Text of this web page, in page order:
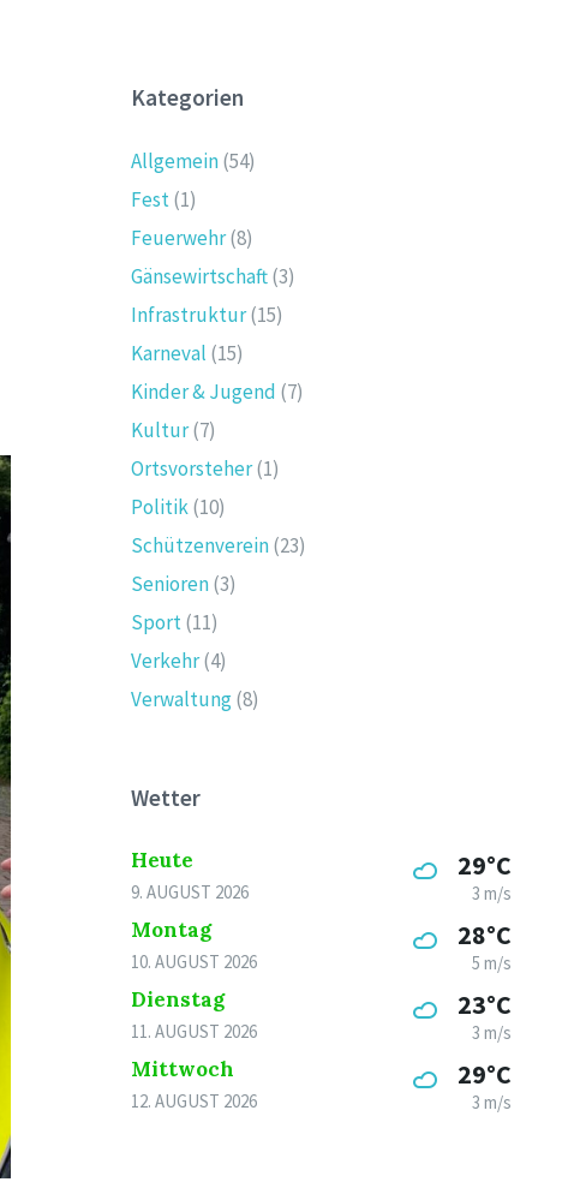
Kategorien
Allgemein(54)
Fest(1)
Feuerwehr(8)
Gänsewirtschaft(3)
Infrastruktur(15)
Karneval (15)
Kinder & Jugend (7)
Kultur(7)
Ortsvorsteher(1)
Politik(10)
Schützenverein(23)
Senioren(3)
Sport(11)
Verkehr(4)
Verwaltung(8)
Wetter
Heute
9. AUGUST 2026
29°C
3 m/s
Montag
10. AUGUST 2026
28°C
5 m/s
Dienstag
11. AUGUST 2026
23°C
3 m/s
Mittwoch
12. AUGUST 2026
29°C
3 m/s